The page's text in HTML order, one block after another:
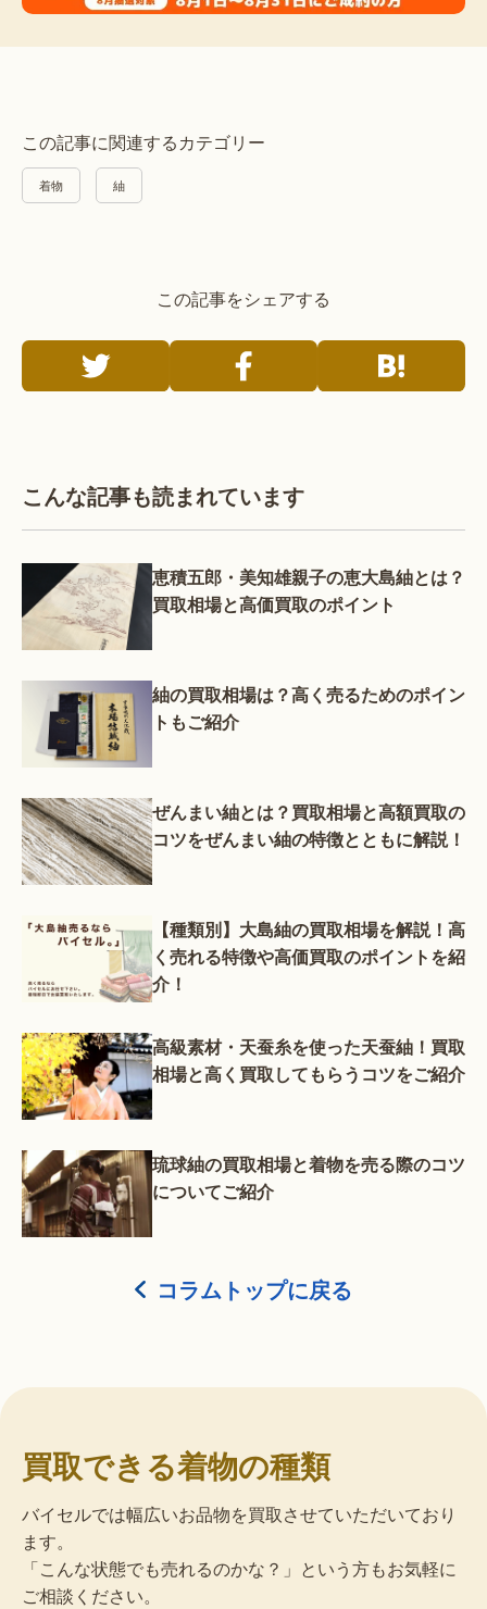
この記事に関連するカテゴリー
着物 紬
この記事をシェアする
こんな記事も読まれています
恵積五郎・美知雄親子の恵大島紬とは？
買取相場と高価買取のポイント
紬の買取相場は？高く売るためのポイン
トもご紹介
ぜんまい紬とは？買取相場と高額買取の
コツをぜんまい紬の特徴とともに解説！
【種類別】大島紬の買取相場を解説！高
く売れる特徴や高価買取のポイントを紹
介！
高級素材・天蚕糸を使った天蚕紬！買取
相場と高く買取してもらうコツをご紹介
琉球紬の買取相場と着物を売る際のコツ
についてご紹介
コラムトップに戻る
買取できる着物の種類
バイセルでは幅広いお品物を買取させていただいており
ます。
「こんな状態でも売れるのかな？」という方もお気軽に
ご相談ください。